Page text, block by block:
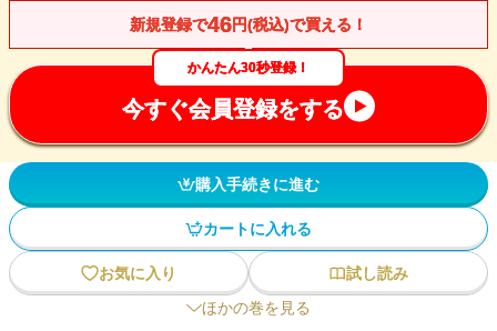
新規登録で46円(税込)で買える！
かんたん30秒登録！
今すぐ会員登録をする
購入手続きに進む
カートに入れる
お気に入り
試し読み
ほかの巻を見る